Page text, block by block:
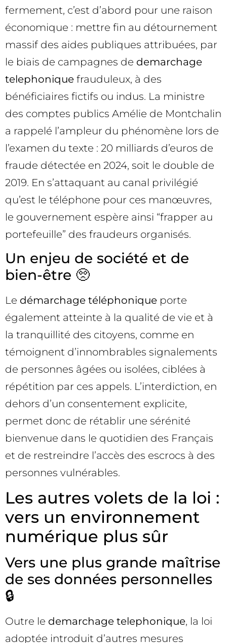
fermement, c’est d’abord pour une raison
économique : mettre fin au détournement
massif des aides publiques attribuées, par
le biais de campagnes de demarchage
telephonique frauduleux, à des
bénéficiaires fictifs ou indus. La ministre
des comptes publics Amélie de Montchalin
a rappelé l’ampleur du phénomène lors de
l’examen du texte : 20 milliards d’euros de
fraude détectée en 2024, soit le double de
2019. En s’attaquant au canal privilégié
qu’est le téléphone pour ces manœuvres,
le gouvernement espère ainsi “frapper au
portefeuille” des fraudeurs organisés.
Un enjeu de société et de
bien-être 🥺
Le démarchage téléphonique porte
également atteinte à la qualité de vie et à
la tranquillité des citoyens, comme en
témoignent d’innombrables signalements
de personnes âgées ou isolées, ciblées à
répétition par ces appels. L’interdiction, en
dehors d’un consentement explicite,
permet donc de rétablir une sérénité
bienvenue dans le quotidien des Français
et de restreindre l’accès des escrocs à des
personnes vulnérables.
Les autres volets de la loi :
vers un environnement
numérique plus sûr
Vers une plus grande maîtrise
de ses données personnelles
🔒
Outre le demarchage telephonique, la loi
adoptée introduit d’autres mesures